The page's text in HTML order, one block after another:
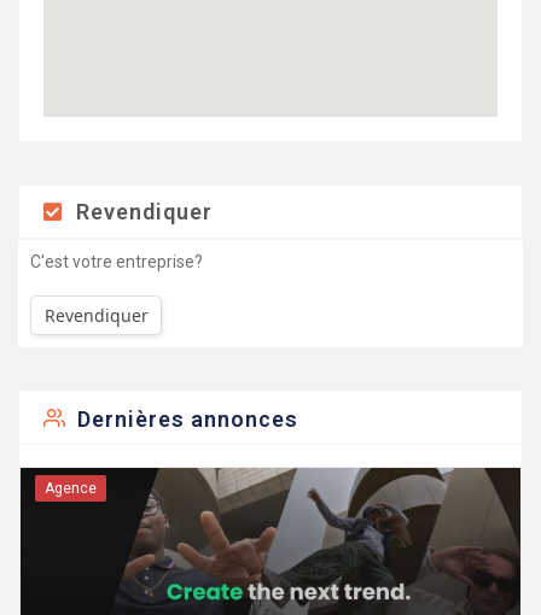
Revendiquer
C'est votre entreprise?
Revendiquer
Dernières annonces
Agence